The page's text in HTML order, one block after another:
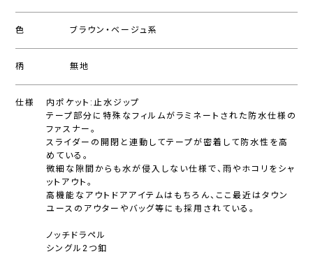
色 ブラウン・ベージュ系
柄 無地
仕様
内ポケット:止水ジップ
テープ部分に特殊なフィルムがラミネートされた防水仕様の
ファスナー。
スライダーの開閉と連動してテープが密着して防水性を高
めている。
微細な隙間からも水が侵入しない仕様で、雨やホコリをシャ
ットアウト。
高機能なアウトドアアイテムはもちろん、ここ最近はタウン
ユースのアウターやバッグ等にも採用されている。
ノッチドラペル
シングル2つ釦